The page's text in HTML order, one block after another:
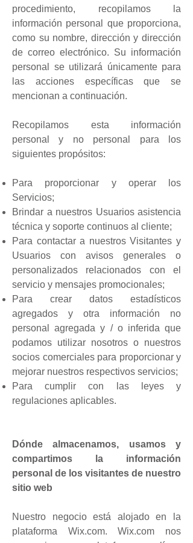
procedimiento, recopilamos la
información personal que proporciona,
como su nombre, dirección y dirección
de correo electrónico. Su información
personal se utilizará únicamente para
las acciones específicas que se
mencionan a continuación.
Recopilamos esta información
personal y no personal para los
siguientes propósitos:
Para proporcionar y operar los
Servicios;
Brindar a nuestros Usuarios asistencia
técnica y soporte continuos al cliente;
Para contactar a nuestros Visitantes y
Usuarios con avisos generales o
personalizados relacionados con el
servicio y mensajes promocionales;
Para crear datos estadísticos
agregados y otra información no
personal agregada y / o inferida que
podamos utilizar nosotros o nuestros
socios comerciales para proporcionar y
mejorar nuestros respectivos servicios;
Para cumplir con las leyes y
regulaciones aplicables.
Dónde almacenamos, usamos y
compartimos la información
personal de los visitantes de nuestro
sitio web
Nuestro negocio está alojado en la
plataforma Wix.com. Wix.com nos